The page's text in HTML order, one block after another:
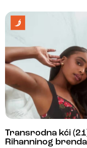
Transrodna kći
Rihanninog brenda